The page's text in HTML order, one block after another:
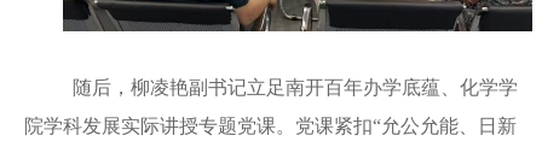
随后，柳凌艳副书记立足南开百年办学底蕴、化学学
院学科发展实际讲授专题党课。党课紧扣“允公允能、日新